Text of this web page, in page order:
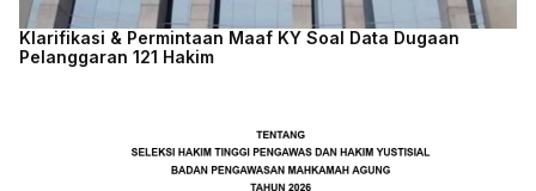
Klarifikasi & Permintaan Maaf KY Soal Data Dugaan
Pelanggaran 121 Hakim